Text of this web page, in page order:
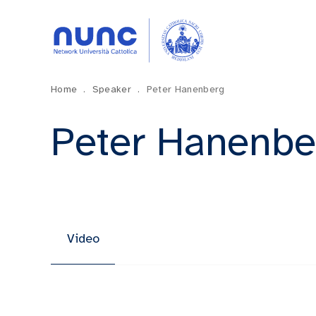
Home . Speaker . Peter Hanenberg
Peter
Video